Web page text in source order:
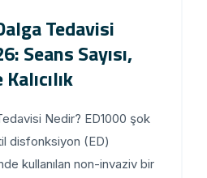
Dalga Tedavisi
Seans Sayısı,
Kalıcılık
Tedavisi Nedir? ED1000 şok
disfonksiyon (ED)
kullanılan non-invaziv bir